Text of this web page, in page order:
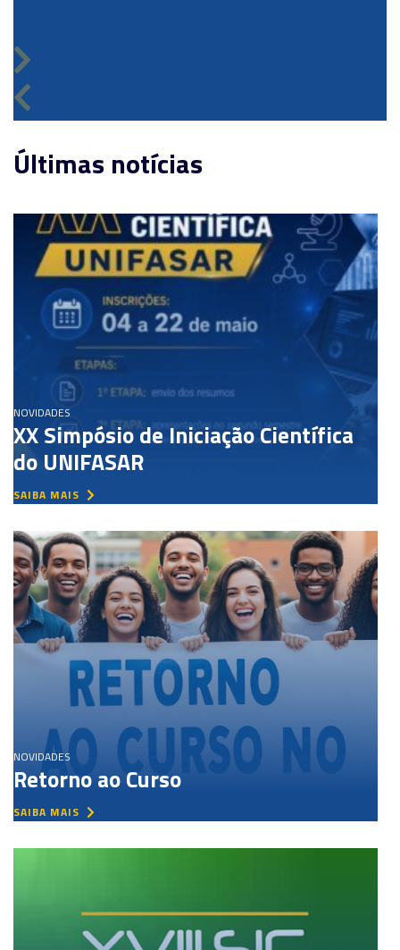
Últimas notícias
NOVIDADES
XX Simpósio de Iniciação Científica
do UNIFASAR
SAIBA MAIS
NOVIDADES
Retorno ao Curso
SAIBA MAIS